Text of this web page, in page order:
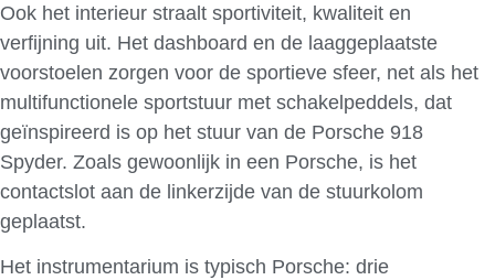
Ook het interieur straalt sportiviteit, kwaliteit en
verfijning uit. Het dashboard en de laaggeplaatste
voorstoelen zorgen voor de sportieve sfeer, net als het
multifunctionele sportstuur met schakelpeddels, dat
geïnspireerd is op het stuur van de Porsche 918
Spyder. Zoals gewoonlijk in een Porsche, is het
contactslot aan de linkerzijde van de stuurkolom
geplaatst.
Het instrumentarium is typisch Porsche: drie